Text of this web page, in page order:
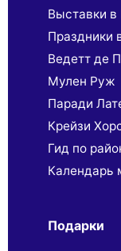
Выставки
Праздники
Ведетт де
Мулен Руж
Паради
Крейзи
Гид по
Календарь
Подарки